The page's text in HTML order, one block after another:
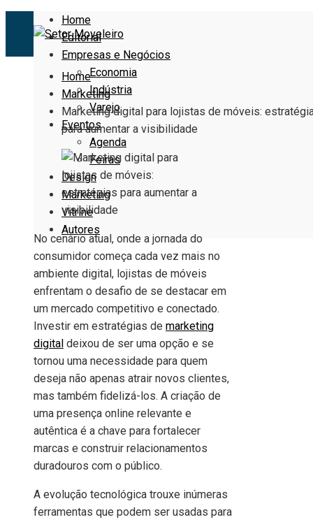
Home
Editorial
Empresas e Negócios
Economia
Indústria
Varejo
Eventos
Agenda
Feiras
Design
Marketing
Vitrine
Autores
Home
Marketing
Marketing digital para lojistas de móveis:
para aumentar a visibilidade
No cenário atual, onde a jornada do
consumidor começa cada vez mais no
ambiente digital, lojistas de móveis
enfrentam o desafio de se destacar em
um mercado competitivo e conectado.
Investir em estratégias de marketing
digital deixou de ser uma opção e se
tornou uma necessidade para quem
deseja não apenas atrair novos clientes,
mas também fidelizá-los. A criação de
uma presença online relevante e
autêntica é a chave para fortalecer
marcas e construir relacionamentos
duradouros com o público.
A evolução tecnológica trouxe inúmeras
ferramentas que podem ser usadas para